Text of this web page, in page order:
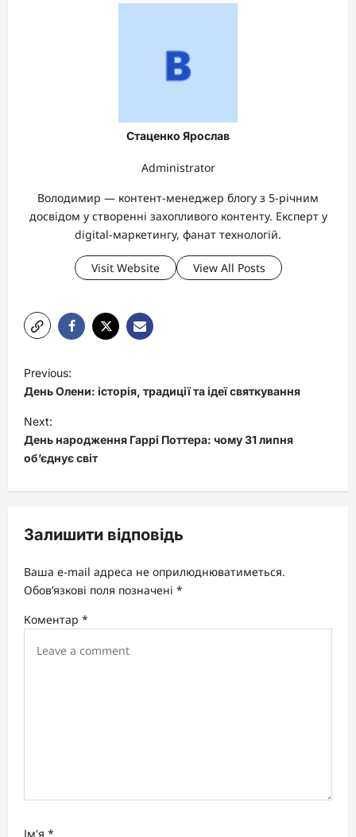
Стаценко Ярослав
Administrator
Володимир — контент-менеджер блогу з 5-річним
досвідом у створенні захопливого контенту. Експерт у
digital-маркетингу, фанат технологій.
Visit Website View All Posts
P
o
s
t
n
a
i
a
i
Previous:
День Олени: історія, традиції та ідеї святкування
Next:
День народження Гаррі Поттера: чому 31 липня
об’єднує світ
Залишити відповідь
Ваша e-mail адреса не оприлюднюватиметься.
Обов’язкові поля позначені *
Коментар *
Ім'я *